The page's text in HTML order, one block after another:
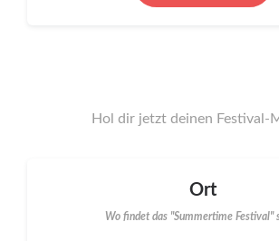
Hol dir jetzt deinen Festival-
Ort
Wo findet das "Summertime Festival"